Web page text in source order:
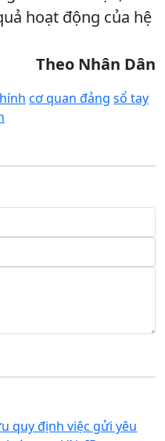
hoạt động của hệ
Theo Nhân Dân
cơ quan đảng sổ tay
quy định việc gửi yêu